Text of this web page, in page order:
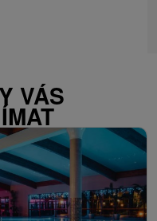
VÁS